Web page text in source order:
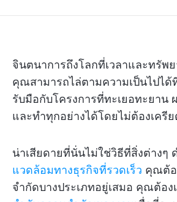
จินตนาการถึงโลกที่เวลาและทรัพ
คุณสามารถไล่ตามความเป็นไปไ
รับมือกับโครงการที่ทะเยอทะยาน
และทำทุกอย่างได้โดยไม่ต้องเครีย
น่าเสียดายที่นั่นไม่ใช่วิธีที่สิ่งต่างๆ
แวดล้อมทางธุรกิจที่รวดเร็ว คุณต้อ
จำกัดบางประเภทอยู่เสมอ คุณต้อง